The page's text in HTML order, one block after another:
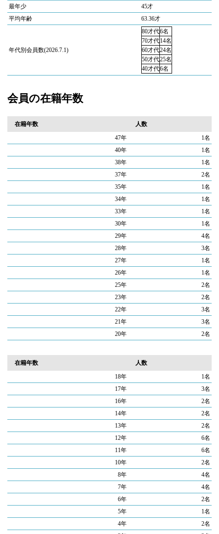
最年少
45才
平均年齢
63.36才
年代別会員数(2026.7.1)
80才代6名
70才代14名
60才代24名
50才代25名
40才代6名
会員の在籍年数
在籍年数
人数
47年
1名
40年
1名
38年
1名
37年
2名
35年
1名
34年
1名
33年
1名
30年
1名
29年
4名
28年
3名
27年
1名
26年
1名
25年
2名
23年
2名
22年
3名
21年
3名
20年
2名
在籍年数
人数
18年
1名
17年
3名
16年
2名
14年
2名
13年
2名
12年
6名
11年
6名
10年
2名
8年
4名
7年
4名
6年
2名
5年
1名
4年
2名